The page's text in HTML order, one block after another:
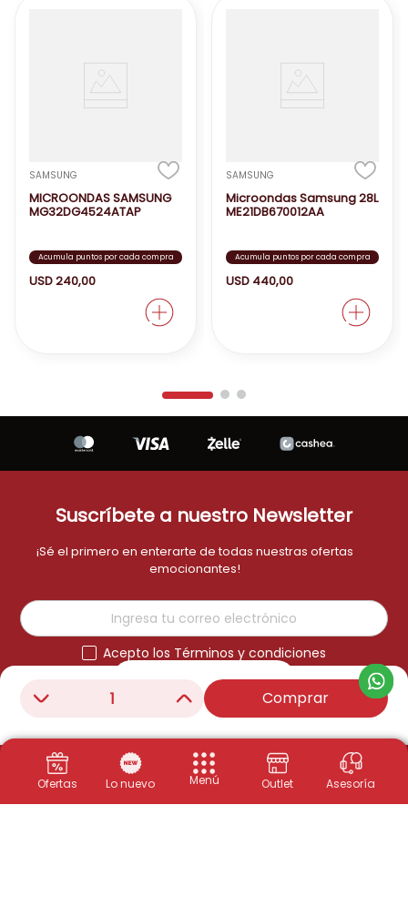
Ofertas Lo nuevo Menú Outlet Asesoría
＋
－ Comprar
SAMSUNG
MICROONDAS SAMSUNG
MG32DG4524ATAP
Acumula puntos por cada compra
USD240,00
SAMSUNG
Microondas Samsung 28L
ME21DB670012AA
Acumula puntos por cada compra
USD 440,00
Suscríbete a nuestro Newsletter
¡Sé el primero en enterarte de todas nuestras ofertas
emocionantes!
Acepto los Términos y condiciones
Suscribirme